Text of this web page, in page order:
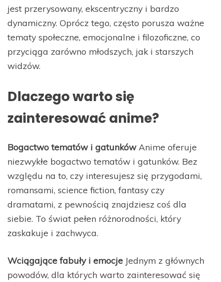
jest przerysowany, ekscentryczny i bardzo
dynamiczny. Oprócz tego, często porusza ważne
tematy społeczne, emocjonalne i filozoficzne, co
przyciąga zarówno młodszych, jak i starszych
widzów.
Dlaczego warto się
zainteresować anime?
Bogactwo tematów i gatunkówAnime oferuje
niezwykłe bogactwo tematów i gatunków. Bez
względu na to, czy interesujesz się przygodami,
romansami, science fiction, fantasy czy
dramatami, z pewnością znajdziesz coś dla
siebie. To świat pełen różnorodności, który
zaskakuje i zachwyca.
Wciągające fabuły i emocje Jednym z głównych
powodów, dla których warto zainteresować się